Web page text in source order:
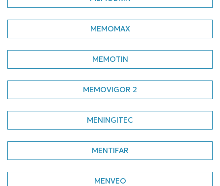
MEMOMAX
MEMOTIN
MEMOVIGOR 2
MENINGITEC
MENTIFAR
MENVEO